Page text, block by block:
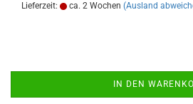
Lieferzeit: ca. 2 Wochen (Ausland
IN DEN